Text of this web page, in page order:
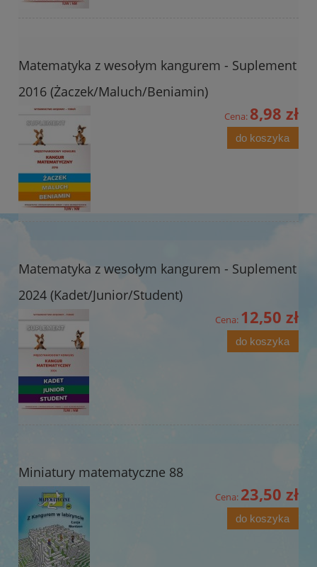
Matematyka z wesołym kangurem - Suplement
2016 (Żaczek/Maluch/Beniamin)
Cena: 8,98 zł
do koszyka
Matematyka z wesołym kangurem - Suplement
2024 (Kadet/Junior/Student)
Cena: 12,50 zł
do koszyka
Miniatury matematyczne 88
Cena: 23,50 zł
do koszyka